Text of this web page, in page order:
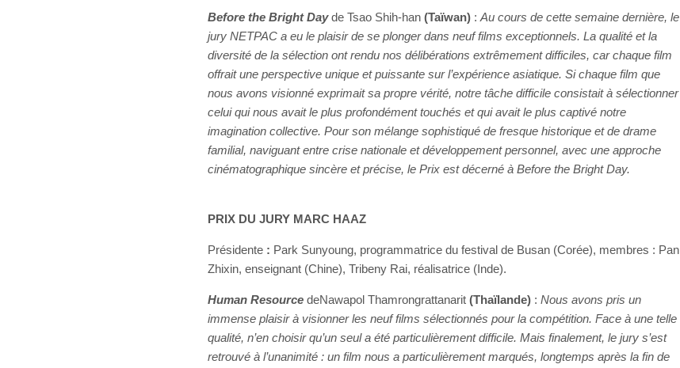
Before the Bright Dayde Tsao Shih-han (Taïwan) : Au cours de cette semaine dernière, le
jury NETPAC a eu le plaisir de se plonger dans neuf films exceptionnels. La qualité et la
diversité de la sélection ont rendu nos délibérations extrêmement difficiles, car chaque film
offrait une perspective unique et puissante sur l’expérience asiatique. Si chaque film que
nous avons visionné exprimait sa propre vérité, notre tâche difficile consistait à sélectionner
celui qui nous avait le plus profondément touchés et qui avait le plus captivé notre
imagination collective. Pour son mélange sophistiqué de fresque historique et de drame
familial, naviguant entre crise nationale et développement personnel, avec une approche
cinématographique sincère et précise, le Prix est décerné à Before the Bright Day.
PRIX DU JURY MARC HAAZ
Présidente : Park Sunyoung, programmatrice du festival de Busan (Corée), membres : Pan
Zhixin, enseignant (Chine), Tribeny Rai, réalisatrice (Inde).
Human Resource deNawapol Thamrongrattanarit (Thaïlande) : Nous avons pris un
immense plaisir à visionner les neuf films sélectionnés pour la compétition. Face à une telle
qualité, n’en choisir qu’un seul a été particulièrement difficile. Mais finalement, le jury s’est
retrouvé à l’unanimité : un film nous a particulièrement marqués, longtemps après la fin de